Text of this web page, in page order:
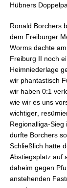
Hübners
Ronald Borchers
dem Freiburger
Worms dachte
Freiburg II noch
Heimniederlage
wir phantastisch
wir haben 0:1
wie wir es uns
wichtiger,
Regionalliga-
durfte Borchers
Schließlich hatte
Abstiegsplatz auf
daheim gegen
anstehenden